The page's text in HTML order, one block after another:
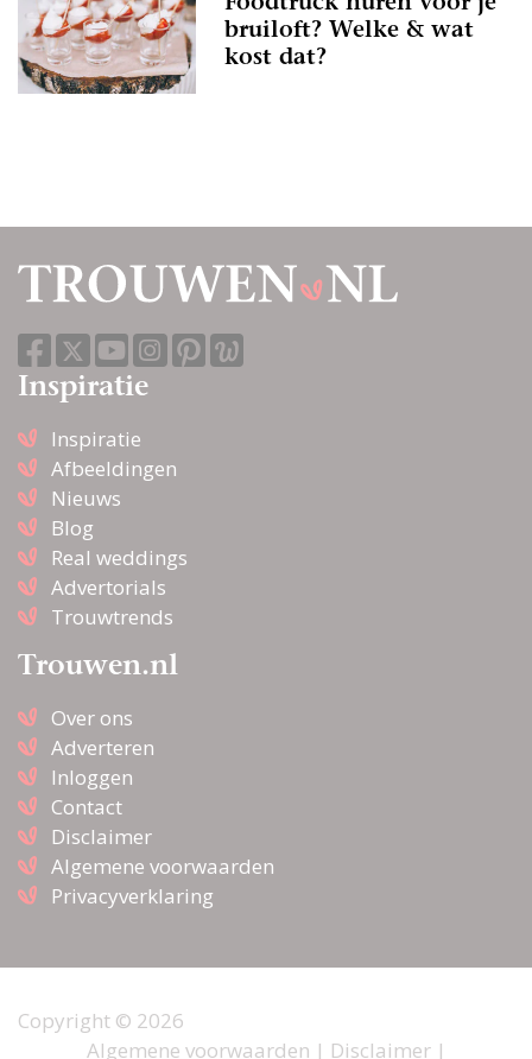
Foodtruck huren voor je
bruiloft? Welke & wat
kost dat?
Inspiratie
Inspiratie
Afbeeldingen
Nieuws
Blog
Real weddings
Advertorials
Trouwtrends
Trouwen.nl
Over ons
Adverteren
Inloggen
Contact
Disclaimer
Algemene voorwaarden
Privacyverklaring
Copyright © 2026
Algemene voorwaarden | Disclaimer|